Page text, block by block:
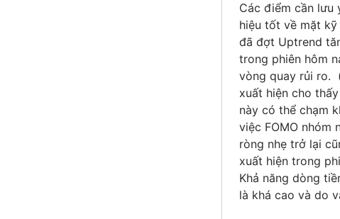
Các điểm cần lưu
hiệu tốt về mặt
đã đợt Uptrend
trong phiên hôm
vòng quay rủi ro.
xuất hiện cho
này có thể chạm
việc FOMO nhóm
ròng nhẹ trở lại
xuất hiện trong
Khả năng dòng
là khá cao và do